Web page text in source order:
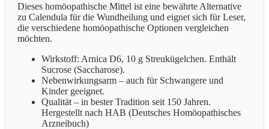
Dieses homöopathische Mittel ist eine bewährte Alternative
zu Calendula für die Wundheilung und eignet sich für Leser,
die verschiedene homöopathische Optionen vergleichen
möchten.
Wirkstoff: Arnica D6, 10 g Streukügelchen. Enthält
Sucrose (Saccharose).
Nebenwirkungsarm – auch für Schwangere und
Kinder geeignet.
Qualität – in bester Tradition seit 150 Jahren.
Hergestellt nach HAB (Deutsches Homöopathisches
Arzneibuch)